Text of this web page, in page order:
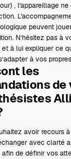
, l'appareillage ne
peuvent
N’hésitez pas à
à lui expliquer ce
à vos
les
de
avoir recours
avec clarté
de définir vos